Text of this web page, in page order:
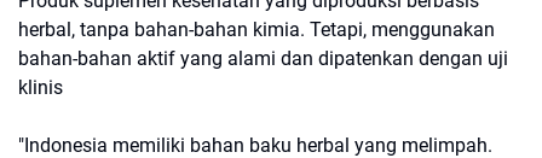
herbal, tanpa bahan-bahan kimia. Tetapi, menggunakan
bahan-bahan aktif yang alami dan dipatenkan dengan uji
klinis
"Indonesia memiliki bahan baku herbal yang melimpah.